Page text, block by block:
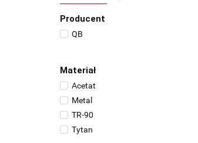
Producent
QB
Materiał
Acetat
Metal
TR-90
Tytan